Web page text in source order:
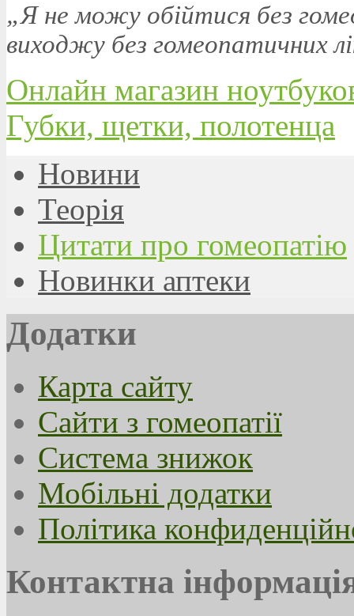
„Я не можу обійтися без
виходжу без гомеопатичних
Онлайн магазин
Губки, щетки, полотенца
Новини
Теорія
Цитати про гомеопатію
Новинки аптеки
Додатки
Карта сайту
Сайти з гомеопатії
Система знижок
Мобільні додатки
Політика
Контактна